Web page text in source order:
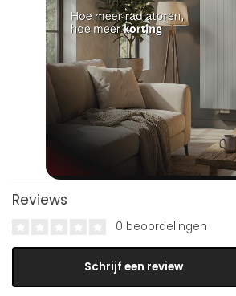
Reviews
0 beoordelingen
Schrijf een review